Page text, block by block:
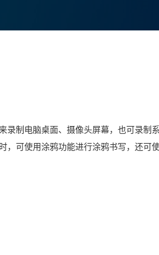
录制电脑桌面、摄像头屏幕，也可录制
，可使用涂鸦功能进行涂鸦书写，还可